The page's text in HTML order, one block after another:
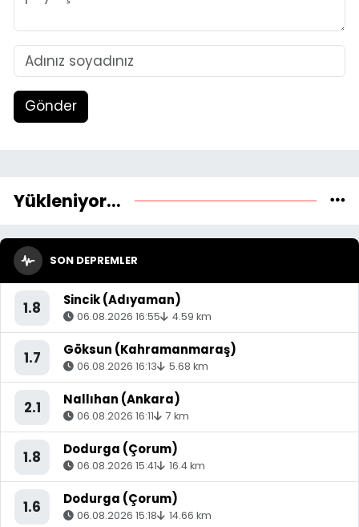
Gönder
Yükleniyor...
SON DEPREMLER
1.8 Sincik (Adıyaman)
06.08.2026 16:55 4.59 km
1.7 Göksun (Kahramanmaraş)
06.08.2026 16:13 5.68 km
2.1 Nallıhan (Ankara)
06.08.2026 16:11 7 km
1.8 Dodurga (Çorum)
06.08.2026 15:41 16.4 km
1.6 Dodurga (Çorum)
06.08.2026 15:18 14.66 km